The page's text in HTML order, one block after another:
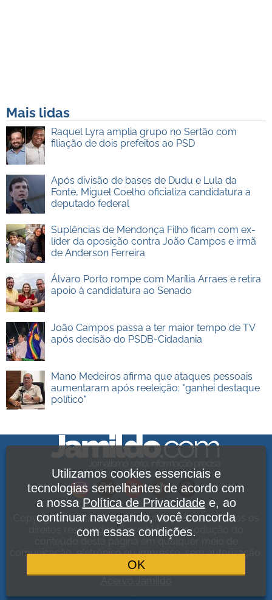
Mais lidas
Raquel Lyra amplia grupo no Sertão com
filiação de dois prefeitos ao PSD
Após divisão de bases de Dudu e Lula da
Fonte, Miguel Coelho oficializa candidatura a
deputado federal
Suplências de Mendonça Filho ficam com ex-
líder da oposição contra João Campos e irmã
de Anderson Ferreira
Álvaro Porto rompe com Marília Arraes e retira
apoio à candidatura ao Senado
João Campos passa a ter maior tempo de TV
após decisão do PSDB-Cidadania
Mano Medeiros afirma que ataques pessoais
aumentaram após reeleição: "ganhei destaque
político"
Copyright Jamildo Melo Comunicações Ltda. Todos os
direitos reservados. É proibida a reprodução do
conteúdo desta página em qualquer meio de
comunicação, eletrônico ou impresso, sem autorização.
Política de Privacidade
Utilizamos cookies essenciais e
tecnologias semelhantes de acordo com
a nossa Política de Privacidadee, ao
continuar navegando, você concorda
com essas condições.
OK